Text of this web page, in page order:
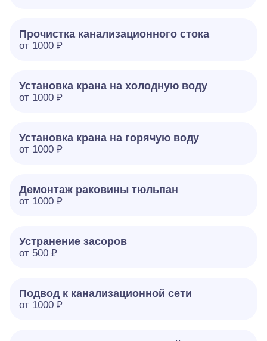
Прочистка канализационного стока
от 1000 ₽
Установка крана на холодную воду
от 1000 ₽
Установка крана на горячую воду
от 1000 ₽
Демонтаж раковины тюльпан
от 1000 ₽
Устранение засоров
от 500 ₽
Подвод к канализационной сети
от 1000 ₽